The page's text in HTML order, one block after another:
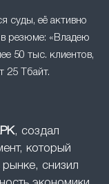
суды, её активно
резюме: «Владею
50 тыс. клиентов,
25 Тбайт.
, создал
который
снизил